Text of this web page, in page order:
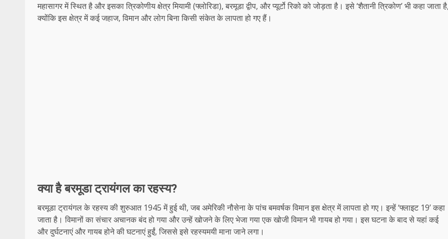
महासागर में स्थित है और इसका त्रिकोणीय क्षेत्र मियामी (फ्लोरिडा), बरमूडा द्वीप, और प्यूर्टो रिको को जोड़ता है। इसे ‘शैतानी त्रिकोण’ भी कहा जाता
क्योंकि इस क्षेत्र में कई जहाज, विमान और लोग बिना किसी संकेत के लापता हो गए हैं।
क्या है बरमूडा ट्रायंगल का रहस्य?
बरमूडा ट्रायंगल के रहस्य की शुरुआत 1945 में हुई थी, जब अमेरिकी नौसेना के पांच बमवर्षक विमान इस क्षेत्र में लापता हो गए। इन्हें ‘फ्लाइट 19’ कहा
जाता है। विमानों का संचार अचानक बंद हो गया और उन्हें खोजने के लिए भेजा गया एक खोजी विमान भी गायब हो गया। इस घटना के बाद से यहां कई
और दुर्घटनाएं और गायब होने की घटनाएं हुईं, जिससे इसे रहस्यमयी माना जाने लगा।